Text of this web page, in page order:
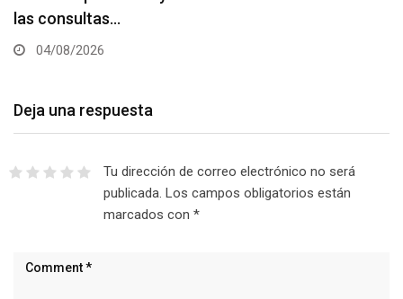
las consultas…
04/08/2026
Deja una respuesta
Tu dirección de correo electrónico no será
publicada. Los campos obligatorios están
marcados con *